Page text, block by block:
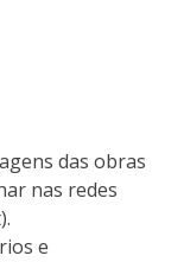
das obras
nas redes
e